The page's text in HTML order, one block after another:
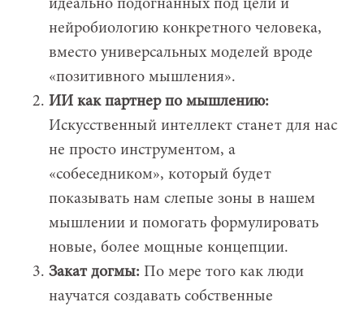
идеально подогнанных под цели и
нейробиологию конкретного человека,
вместо универсальных моделей вроде
«позитивного мышления».
ИИ как партнер по мышлению:
Искусственный интеллект станет для нас
не просто инструментом, а
«собеседником», который будет
показывать нам слепые зоны в нашем
мышлении и помогать формулировать
новые, более мощные концепции.
Закат догмы: По мере того как люди
научатся создавать собственные